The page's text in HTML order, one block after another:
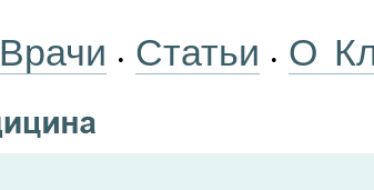
Врачи • Статьи • О